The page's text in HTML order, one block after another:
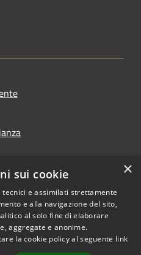
Copyright © 2026 • Comune di
×
sui cookie
e assimilati strettamente
e alla navigazione del sito,
al solo fine di elaborare
aggregate e anonime.
la cookie policy al seguente link